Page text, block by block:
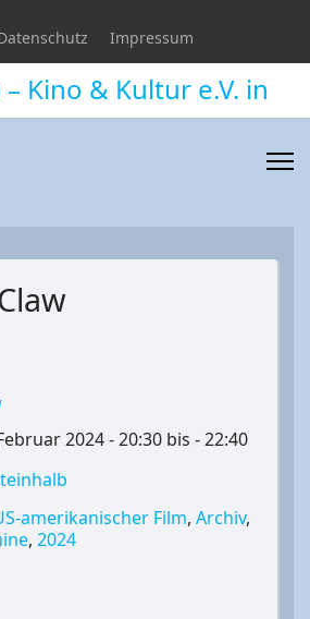
Impressum
2024 - 20:30 bis - 22:40
amerikanischer Film, Archiv,
, 2024